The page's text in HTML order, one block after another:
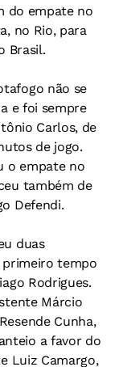
do empate no
no Rio, para
Brasil.
não se
e foi sempre
Carlos, de
de jogo.
o empate no
também de
Defendi.
duas
primeiro tempo
Rodrigues.
Márcio
Cunha,
a favor do
Luiz Camargo,